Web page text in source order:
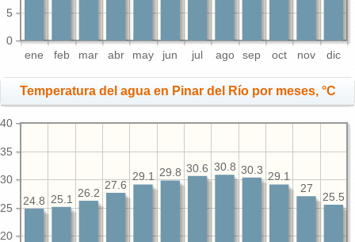
ene feb mar abr may jun jul ago sep oct nov dic
0
5
Temperatura del agua en Pinar del Río por meses, °C
20
25
30
35
40
25.5
27
29.1
30.3
30.8
30.6
29.8
29.1
27.6
26.2
25.1
24.8